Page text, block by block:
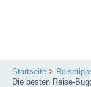
Startseite
Die besten Reise-